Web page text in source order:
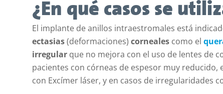
¿En qué casos se
El implante de anillos intraestromales está
ectasias(deformaciones) cornealescomo el
irregularque no mejora con el uso de lentes de
pacientes con córneas de espesor muy
con Excímer láser, y en casos de irregularidades